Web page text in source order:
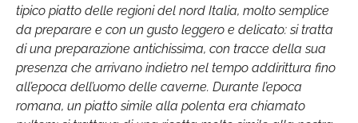
tipico piatto delle regioni del nord Italia, molto semplice
da preparare e con un gusto leggero e delicato: si tratta
di una preparazione antichissima, con tracce della sua
presenza che arrivano indietro nel tempo addirittura fino
all’epoca dell’uomo delle caverne. Durante l’epoca
romana, un piatto simile alla polenta era chiamato